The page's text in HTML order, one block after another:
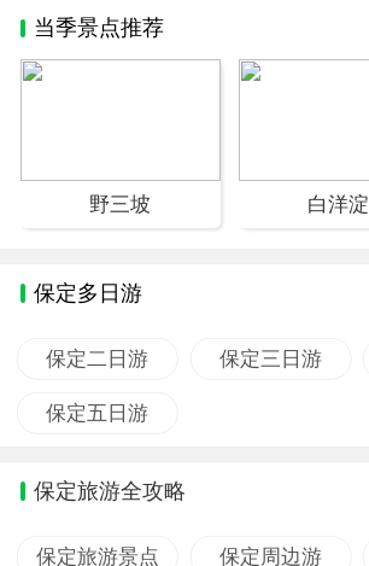
当季景点推荐
野三坡 白洋淀
保定多日游
保定二日游 保定三日游
保定五日游
保定旅游全攻略
保定旅游景点 保定周边游